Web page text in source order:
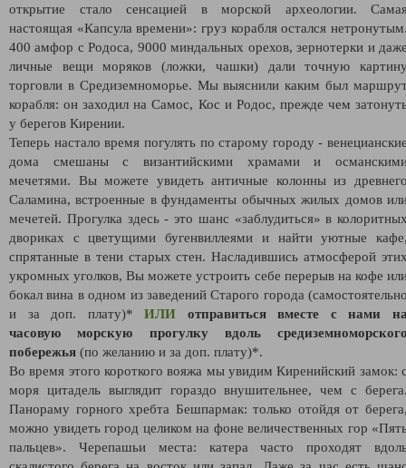
открытие стало сенсацией в морской археологии.
настоящая «Капсула времени»: груз корабля остался
400 амфор с Родоса, 9000 миндальных орехов, зернотерки и
личные вещи моряков (ложки, чашки) дали точную
торговли в Средиземноморье. Мы выяснили каким был
корабля: он заходил на Самос, Кос и Родос, прежде чем
у берегов Кирении.
Теперь настало время погулять по старому городу -
дома смешаны с византийскими храмами и
мечетями. Вы можете увидеть античные колонны из
Саламина, встроенные в фундаменты обычных жилых домов
мечетей. Прогулка здесь - это шанс «заблудиться» в
двориках с цветущими бугенвиллеями и найти уютные
спрятанные в тени старых стен. Насладившись атмосферой
укромных уголков, Вы можете устроить себе перерыв на кофе
бокал вина в одном из заведений Старого города
и за доп. плату)*ИЛИ
отправиться вместе с нами
часовуюморскую прогулкувдоль
побережья (по желанию и за доп. плату)*.
Во время этого короткого вояжа мы увидим Киренийский замок:
моря цитадель выглядит гораздо внушительнее, чем с
Панораму горного хребта Бешпармак: только отойдя от
можно увидеть город целиком на фоне величественных гор
пальцев». Черепашьи места: катера часто проходят